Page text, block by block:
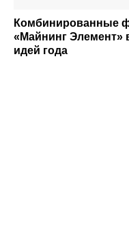
Комбинированные
«Майнинг Элемент»
идей года